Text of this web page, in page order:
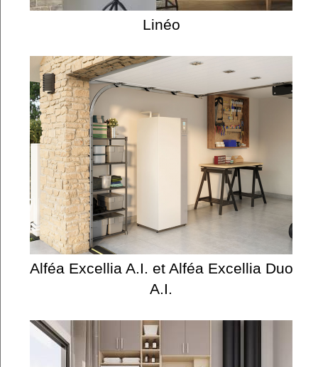
Linéo
Alféa Excellia A.I. et Alféa Excellia Duo
A.I.